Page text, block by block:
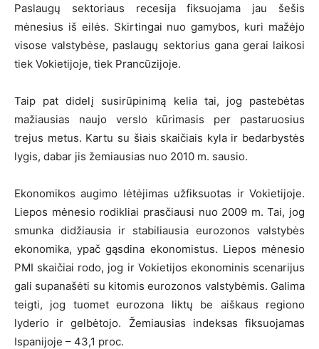
Paslaugų sektoriaus recesija fiksuojama jau šešis
mėnesius iš eilės. Skirtingai nuo gamybos, kuri mažėjo
visose valstybėse, paslaugų sektorius gana gerai laikosi
tiek Vokietijoje, tiek Prancūzijoje.
Taip pat didelį susirūpinimą kelia tai, jog pastebėtas
mažiausias naujo verslo kūrimasis per pastaruosius
trejus metus. Kartu su šiais skaičiais kyla ir bedarbystės
lygis, dabar jis žemiausias nuo 2010 m. sausio.
Ekonomikos augimo lėtėjimas užfiksuotas ir Vokietijoje.
Liepos mėnesio rodikliai prasčiausi nuo 2009 m. Tai, jog
smunka didžiausia ir stabiliausia eurozonos valstybės
ekonomika, ypač gąsdina ekonomistus. Liepos mėnesio
PMI skaičiai rodo, jog ir Vokietijos ekonominis scenarijus
gali supanašėti su kitomis eurozonos valstybėmis. Galima
teigti, jog tuomet eurozona liktų be aiškaus regiono
lyderio ir gelbėtojo. Žemiausias indeksas fiksuojamas
Ispanijoje – 43,1 proc.